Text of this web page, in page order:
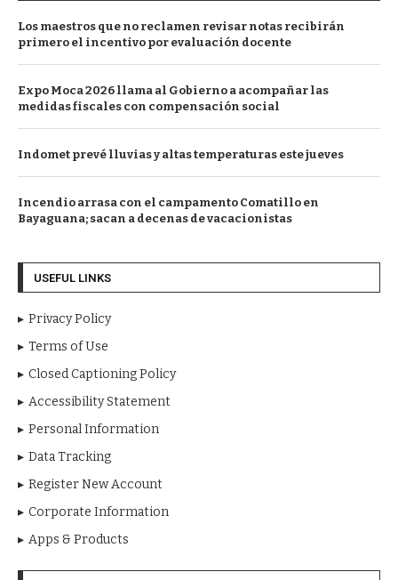
Los maestros que no reclamen revisar notas recibirán
primero el incentivo por evaluación docente
Expo Moca 2026 llama al Gobierno a acompañar las
medidas fiscales con compensación social
Indomet prevé lluvias y altas temperaturas este jueves
Incendio arrasa con el campamento Comatillo en
Bayaguana; sacan a decenas de vacacionistas
USEFUL LINKS
Privacy Policy
Terms of Use
Closed Captioning Policy
Accessibility Statement
Personal Information
Data Tracking
Register New Account
Corporate Information
Apps & Products